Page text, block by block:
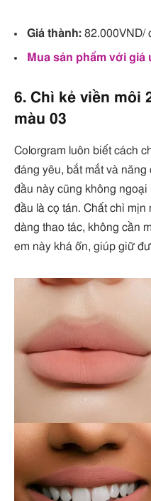
Giá thành: 82.000VND/
Mua sản phẩm với giá
6. Chì kẻ viền môi
màu 03
Colorgram luôn biết cách
đáng yêu, bắt mắt và
đầu này cũng không ngoại
đầu là cọ tán. Chất chì mịn
dàng thao tác, không cần
em này khá ổn, giúp giữ